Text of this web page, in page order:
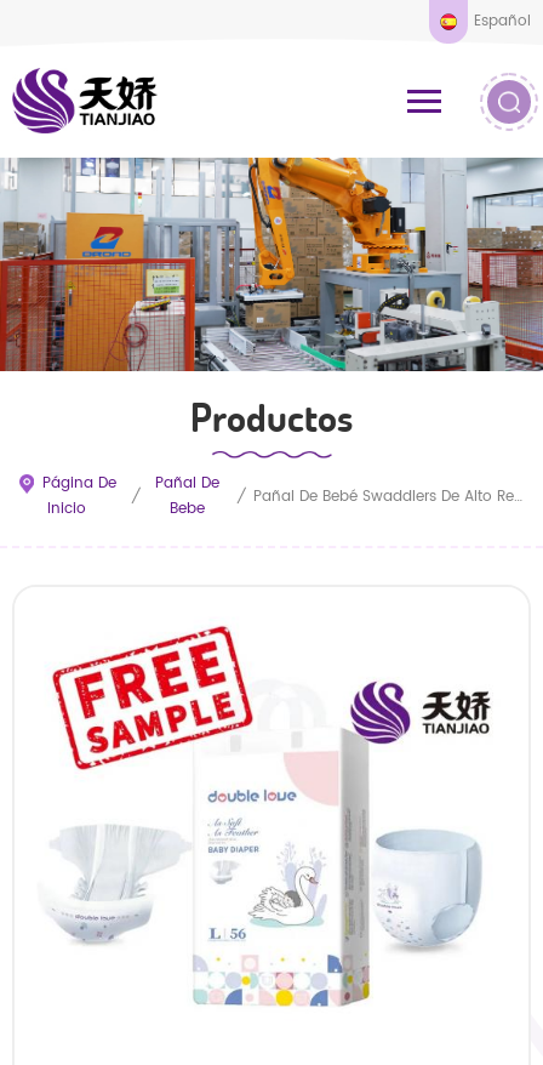
Español
Productos
Página De
Inicio
/
Pañal De
Bebe
/ Pañal De Bebé Swaddlers De Alto Rendimiento Absorbente